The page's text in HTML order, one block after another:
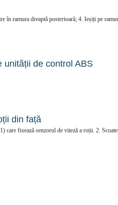
în ramura dreaptă posterioară; 4. Ieșiți pe
unității de control ABS
din față
care fixează senzorul de viteză a roții. 2.